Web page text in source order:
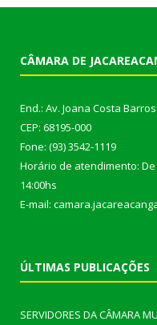
CÂMARA DE
End.: Av. Joana Costa
CEP: 68195-000
Fone: (93) 3542-1119
Horário de atendimento:
14:00hs
E-mail:
ÚLTIMAS PUBLICAÇÕES
SERVIDORES DA CÂMARA